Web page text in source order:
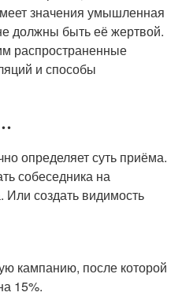
значения умышленная
должны быть её жертвой.
распространенные
и способы
определяет суть приёма.
собеседника на
Или создать видимость
кампанию, после которой
15%.